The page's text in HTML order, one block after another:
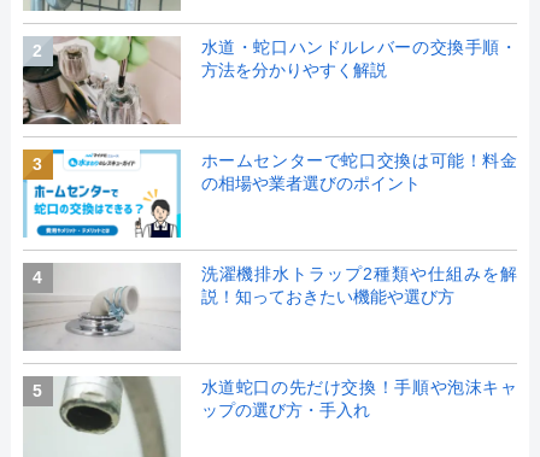
2
水道・蛇口ハンドルレバーの交換手順・
方法を分かりやすく解説
3
ホームセンターで蛇口交換は可能！料金
の相場や業者選びのポイント
4
洗濯機排水トラップ2種類や仕組みを解
説！知っておきたい機能や選び方
5
水道蛇口の先だけ交換！手順や泡沫キャ
ップの選び方・手入れ